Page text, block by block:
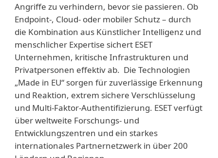
Angriffe zu verhindern, bevor sie passieren. Ob
Endpoint-, Cloud- oder mobiler Schutz – durch
die Kombination aus Künstlicher Intelligenz und
menschlicher Expertise sichert ESET
Unternehmen, kritische Infrastrukturen und
Privatpersonen effektiv ab. Die Technologien
„Made in EU“ sorgen für zuverlässige Erkennung
und Reaktion, extrem sichere Verschlüsselung
und Multi-Faktor-Authentifizierung. ESET verfügt
über weltweite Forschungs- und
Entwicklungszentren und ein starkes
internationales Partnernetzwerk in über 200